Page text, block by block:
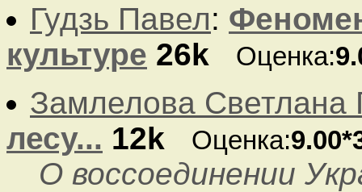
Гудзь Павел:
культуре 26k Оценка:
Замлелова Светлана
лесу... 12k Оценка:
О воссоединении